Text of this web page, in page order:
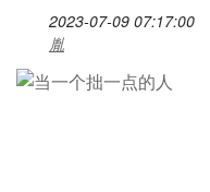
2023-07-09 07:17:00
胤